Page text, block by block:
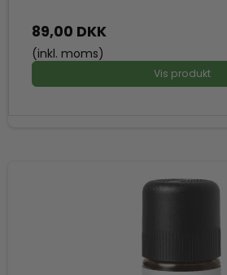
89,00 DKK
(inkl. moms)
Vis produkt